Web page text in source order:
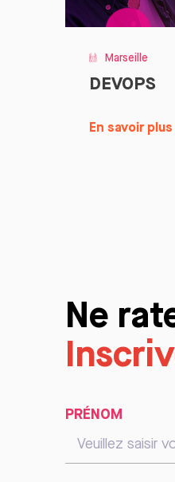
Marseille
DEVOPS
En savoir plus
Ne
PRÉNOM